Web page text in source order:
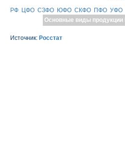
РФ ЦФО СЗФО ЮФО СКФО ПФО УФО
Основные виды продукции
Источник: Росстат